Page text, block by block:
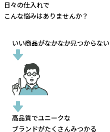
日々の仕入れで
こんな悩みはありませんか？
いい商品がなかなか見つからな
高品質でユニークな
ブランドがたくさんみつかる